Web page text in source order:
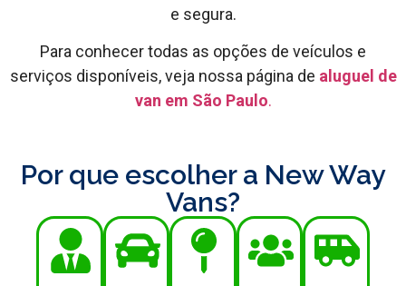
e segura.
Para conhecer todas as opções de veículos e
serviços disponíveis, veja nossa página de aluguel de
van em São Paulo.
Por que escolher a New Way
Vans?